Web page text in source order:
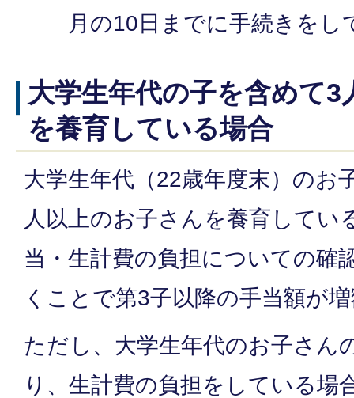
月の10日までに手続きをし
大学生年代の子を含めて3
を養育している場合
大学生年代（22歳年度末）のお
人以上のお子さんを養育してい
当・生計費の負担についての確
くことで第3子以降の手当額が
ただし、大学生年代のお子さん
り、生計費の負担をしている場